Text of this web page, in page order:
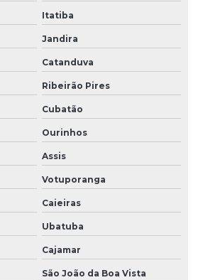
Itatiba
Jandira
Catanduva
Ribeirão Pires
Cubatão
Ourinhos
Assis
Votuporanga
Caieiras
Ubatuba
Cajamar
São João da Boa Vista